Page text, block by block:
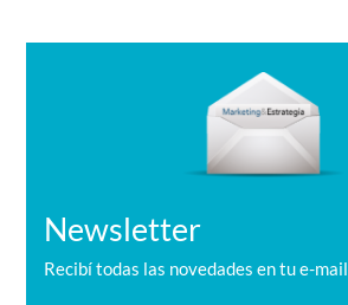
a
Newsletter
Recibí todas las novedades en tu e-mail